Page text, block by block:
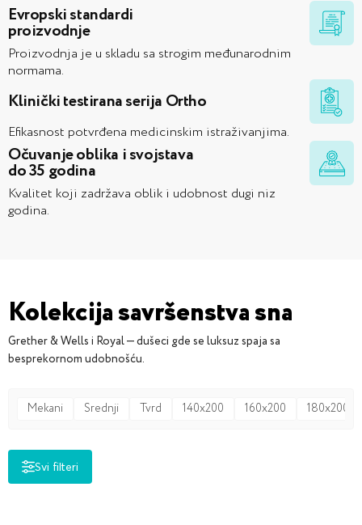
Evropski standardi
proizvodnje
Proizvodnja je u skladu sa strogim međunarodnim
normama.
Klinički testirana serija Ortho
Efikasnost potvrđena medicinskim istraživanjima.
Očuvanje oblika i svojstava
do 35 godina
Kvalitet koji zadržava oblik i udobnost dugi niz
godina.
Kolekcija savršenstva sna
Grether & Wells i Royal — dušeci gde se luksuz spaja sa
besprekornom udobnošću.
Mekani Srednji Tvrd 140x200 160x200 180x200
Svi filteri